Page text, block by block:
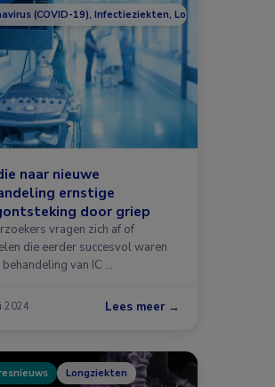
(COVID-19), Infectieziekten, Longziekten
naar nieuwe
ernstige
door griep
vragen zich af of
die eerder succesvol waren
behandeling van IC …
2024 Lees meer →
Longziekten